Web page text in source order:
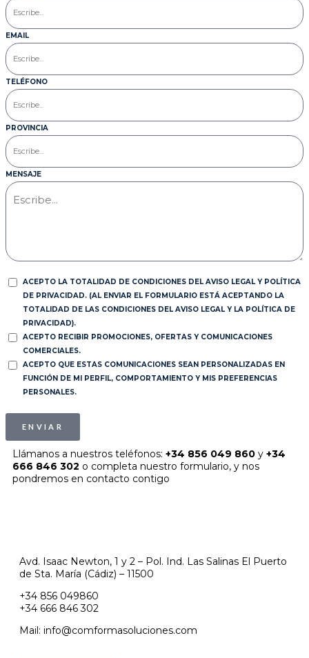
EMAIL
TELÉFONO
PROVINCIA
MENSAJE
ACEPTO LA TOTALIDAD DE CONDICIONES DEL AVISO LEGAL Y POLÍTICA
DE PRIVACIDAD. (AL ENVIAR EL FORMULARIO ESTÁ ACEPTANDO LA
TOTALIDAD DE LAS CONDICIONES DEL AVISO LEGAL Y LA POLÍTICA DE
PRIVACIDAD).
ACEPTO RECIBIR PROMOCIONES, OFERTAS Y COMUNICACIONES
COMERCIALES.
ACEPTO QUE ESTAS COMUNICACIONES SEAN PERSONALIZADAS EN
FUNCIÓN DE MI PERFIL, COMPORTAMIENTO Y MIS PREFERENCIAS
PERSONALES.
ENVIAR
Llámanos a nuestros teléfonos: +34 856 049 860 y +34
666 846 302 o completa nuestro formulario, y nos
pondremos en contacto contigo
Avd. Isaac Newton, 1 y 2 – Pol. Ind. Las Salinas El Puerto
de Sta. María (Cádiz) – 11500
+34 856 049860
+34 666 846 302
Mail: info@comformasoluciones.com